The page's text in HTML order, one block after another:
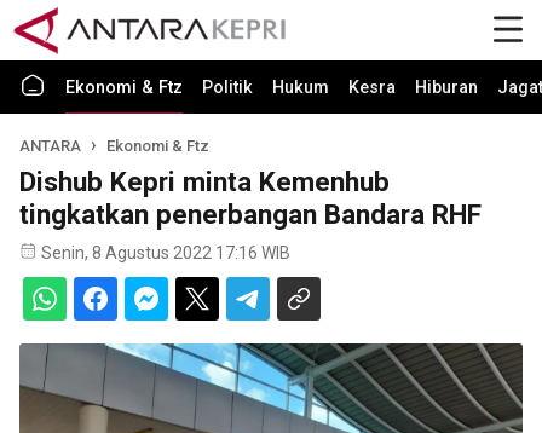
Ekonomi & Ftz Politik Hukum Kesra Hiburan Jagat
ANTARA Ekonomi & Ftz
Dishub Kepri minta Kemenhub
tingkatkan penerbangan Bandara RHF
Senin, 8 Agustus 2022 17:16 WIB